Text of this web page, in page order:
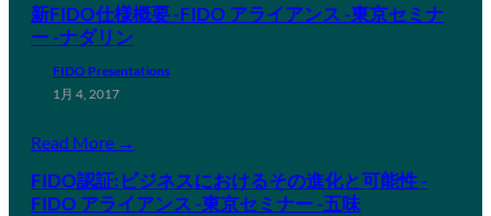
新FIDO仕様概要 -FIDO アライアンス -東京セミナ
ー -ナダリン
FIDO Presentations
1月 4, 2017
Read More →
FIDO認証:ビジネスにおけるその進化と可能性 -
FIDO アライアンス -東京セミナー -五味